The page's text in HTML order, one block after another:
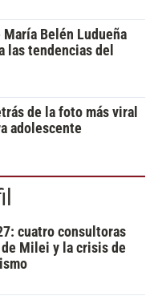
Belén Ludueña
las tendencias del
de la foto más viral
adolescente
cuatro consultoras
Milei y la crisis de